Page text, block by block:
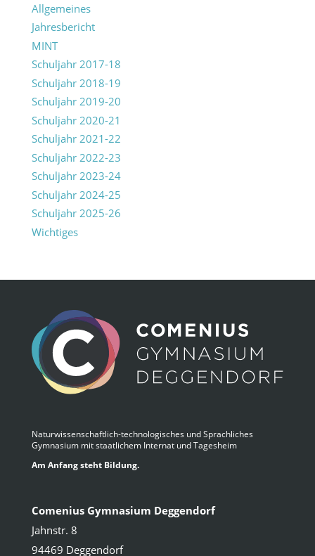
Allgemeines
Jahresbericht
MINT
Schuljahr 2017-18
Schuljahr 2018-19
Schuljahr 2019-20
Schuljahr 2020-21
Schuljahr 2021-22
Schuljahr 2022-23
Schuljahr 2023-24
Schuljahr 2024-25
Schuljahr 2025-26
Wichtiges
Naturwissenschaftlich-technologisches und Sprachliches
Gymnasium mit staatlichem Internat und Tagesheim
Am Anfang steht Bildung.
Comenius Gymnasium Deggendorf
Jahnstr. 8
94469 Deggendorf